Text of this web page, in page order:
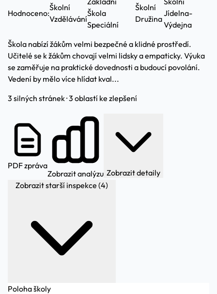
Hodnoceno:
Školní
Vzdělávání
Škola
Speciální
Školní
Družina
Jídelna-
Výdejna
Škola nabízí žákům velmi bezpečné a klidné prostředí.
Učitelé se k žákům chovají velmi lidsky a empaticky. Výuka
se zaměřuje na praktické dovednosti a budoucí povolání.
Vedení by mělo více hlídat kval...
3 silných stránek · 3 oblastí ke zlepšení
PDF zpráva
Zobrazit analýzu Zobrazit detaily
Zobrazit starší inspekce (4)
Poloha školy